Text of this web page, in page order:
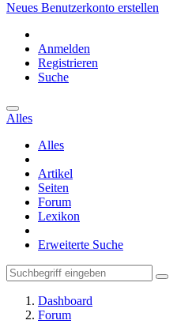
Neues Benutzerkonto erstellen
Anmelden
Registrieren
Suche
Alles
Alles
Artikel
Seiten
Forum
Lexikon
Erweiterte Suche
Dashboard
Forum